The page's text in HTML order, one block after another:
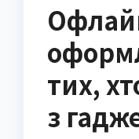
тих,
з